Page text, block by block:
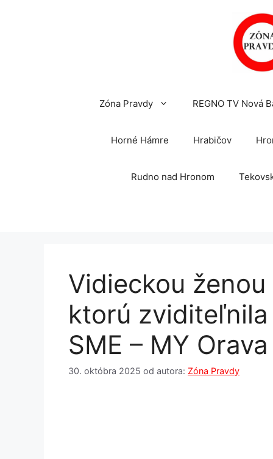
Zóna Pravdy REGNO TV Nová
Horné Hámre Hrabičov
Rudno nad Hronom
Vidieckou
ktorú
SME – MY Orava
30. októbra 2025 od autora: Zóna Pravdy